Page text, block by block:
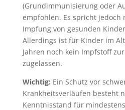
(Grundimmunisierung oder
empfohlen. Es spricht jedoch
Impfung von gesunden
Allerdings ist für Kinder im
Jahren noch kein Impfstoff
zugelassen.
Wichtig: Ein Schutz vor
Krankheitsverläufen besteht
Kenntnisstand für